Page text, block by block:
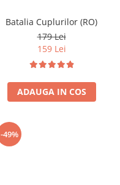
Batalia Cuplurilor (RO)
179 Lei
159 Lei
ADAUGA IN COS
-49%